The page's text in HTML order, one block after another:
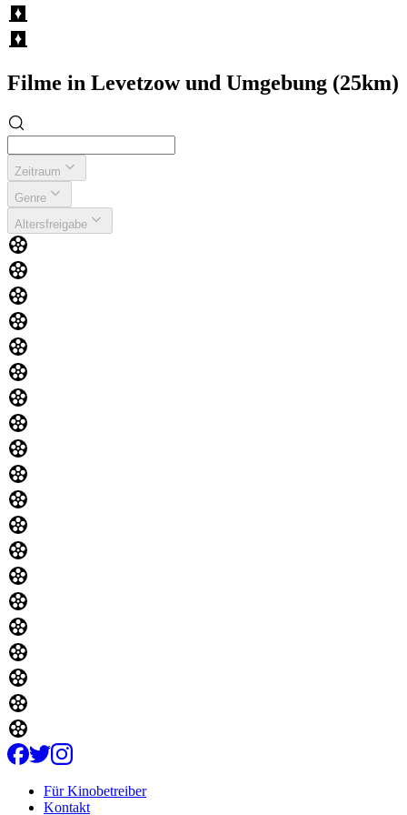
Filme in Levetzow und Umgebung (25km)
Zeitraum
Genre
Altersfreigabe
Für Kinobetreiber
Kontakt